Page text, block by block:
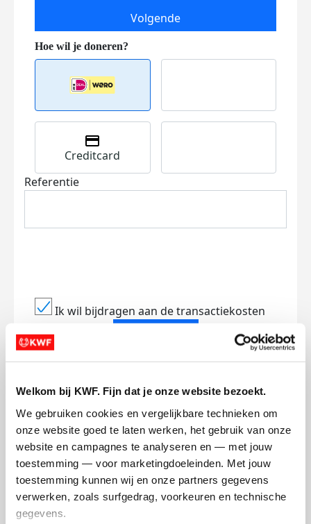
Welkom bij KWF. Fijn dat je onze website bezoekt.
We gebruiken cookies en vergelijkbare technieken om
onze website goed te laten werken, het gebruik van onze
website en campagnes te analyseren en — met jouw
toestemming — voor marketingdoeleinden. Met jouw
toestemming kunnen wij en onze partners gegevens
verwerken, zoals surfgedrag, voorkeuren en technische
gegevens.
Volgende
Creditcard
Referentie
Ik wil bijdragen aan de transactiekosten
Opgehaald
€223
Streefbedrag
€500
Doneer